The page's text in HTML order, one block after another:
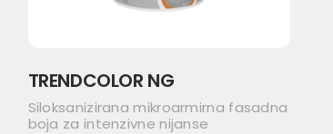
TRENDCOLOR NG
Siloksanizirana mikroarmirna fasadna
boja za intenzivne nijanse